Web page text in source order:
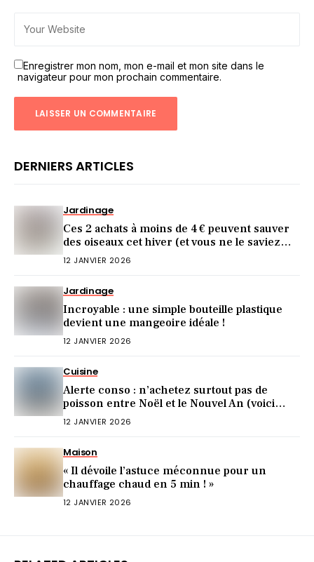
Enregistrer mon nom, mon e-mail et mon site dans le
navigateur pour mon prochain commentaire.
DERNIERS ARTICLES
Jardinage
Ces 2 achats à moins de 4 € peuvent sauver
des oiseaux cet hiver (et vous ne le saviez
pas)
12 JANVIER 2026
Jardinage
Incroyable : une simple bouteille plastique
devient une mangeoire idéale !
12 JANVIER 2026
Cuisine
Alerte conso : n’achetez surtout pas de
poisson entre Noël et le Nouvel An (voici
pourquoi)
12 JANVIER 2026
Maison
« Il dévoile l’astuce méconnue pour un
chauffage chaud en 5 min ! »
12 JANVIER 2026